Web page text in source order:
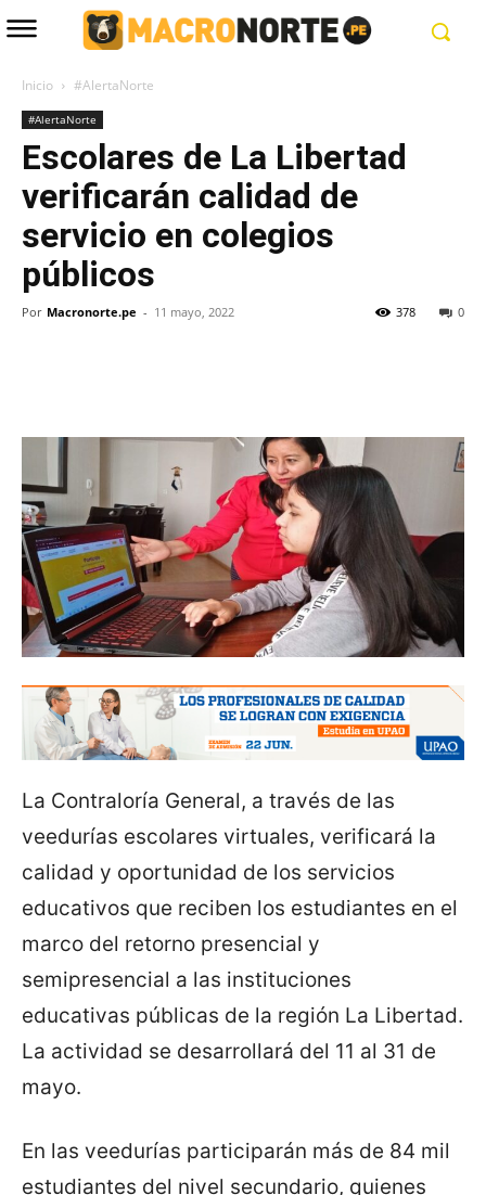
Inicio #AlertaNorte
#AlertaNorte
Escolares de La Libertad
verificarán calidad de
servicio en colegios
públicos
Por Macronorte.pe - 11 mayo, 2022 0
378
La Contraloría General, a través de las
veedurías escolares virtuales, verificará la
calidad y oportunidad de los servicios
educativos que reciben los estudiantes en el
marco del retorno presencial y
semipresencial a las instituciones
educativas públicas de la región La Libertad.
La actividad se desarrollará del 11 al 31 de
mayo.
En las veedurías participarán más de 84 mil
estudiantes del nivel secundario, quienes